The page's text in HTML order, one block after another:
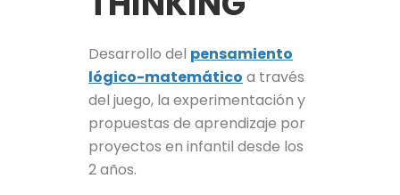
Desarrollo del pensamiento
lógico-matemático a través
del juego, la experimentación y
propuestas de aprendizaje por
proyectos en infantil desde los
2 años.